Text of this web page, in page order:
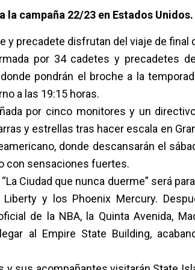
la campaña 22/23 en Estados Unidos.
y precadete disfrutan del viaje de final
por 34 cadetes y precadetes
pondrán el broche a la
a las 19:15 horas.
por cinco monitores y un
y estrellas tras hacer escala en
donde descansarán el
con sensaciones fuertes.
Ciudad que nunca duerme” será
y los Phoenix Mercury.
de la NBA, la Quinta Avenida,
al Empire State Building,